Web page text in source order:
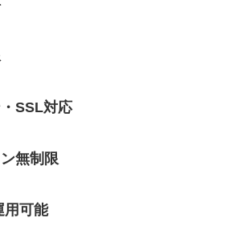
SSL対応
無制限
可能